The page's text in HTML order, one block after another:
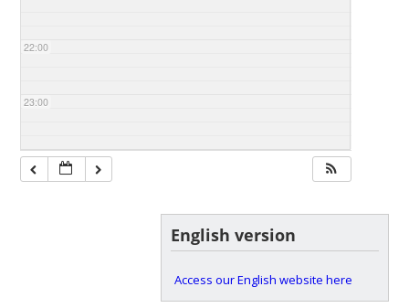
22:00
23:00
English version
Access our English website here